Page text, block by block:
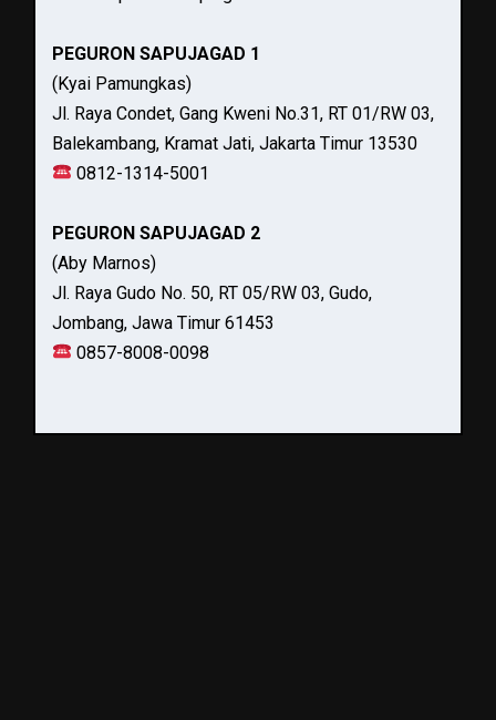
PEGURON SAPUJAGAD 1
(Kyai Pamungkas)
Jl. Raya Condet, Gang Kweni No.31, RT 01/RW 03,
Balekambang, Kramat Jati, Jakarta Timur 13530
0812-1314-5001
PEGURON SAPUJAGAD 2
(Aby Marnos)
Jl. Raya Gudo No. 50, RT 05/RW 03, Gudo,
Jombang, Jawa Timur 61453
0857-8008-0098